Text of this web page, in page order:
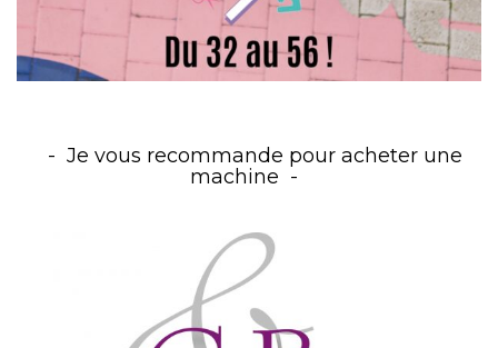
Je vous recommande pour acheter une
machine